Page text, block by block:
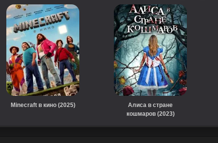
Minecraft в кино (2025)
Алиса в стране
кошмаров (2023)